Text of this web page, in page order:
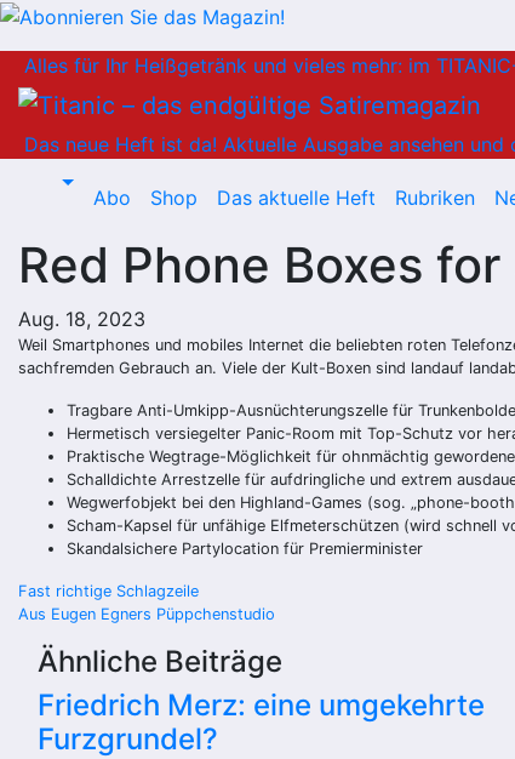
Inhalt
springen
Alles für Ihr Heißgetränk und vieles mehr: im
Das neue Heft ist da! Aktuelle Ausgabe ansehen
Abo Shop Das aktuelle Heft Rubriken
Red Phone Boxes for
Aug. 18, 2023
Weil Smartphones und mobiles Internet die beliebten roten
sachfremden Gebrauch an. Viele der Kult-Boxen sind landauf
Tragbare Anti-Umkipp-Ausnüchterungszelle für
Hermetisch versiegelter Panic-Room mit Top-Schutz vor
Praktische Wegtrage-Möglichkeit für ohnmächtig
Schalldichte Arrestzelle für aufdringliche und extrem
Wegwerfobjekt bei den Highland-Games (sog. „phone-
Scham-Kapsel für unfähige Elfmeterschützen (wird schnell
Skandalsichere Partylocation für Premierminister
Beitragsnavigation
Fast richtige Schlagzeile
Aus Eugen Egners Püppchenstudio
Ähnliche Beiträge
Friedrich Merz: eine umgekehrte
Furzgrundel?